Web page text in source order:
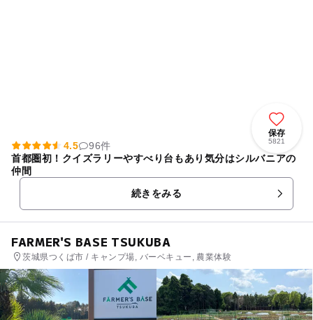
保存
5821
4.5
96件
首都圏初！クイズラリーやすべり台もあり気分はシルバニアの
仲間
続きをみる
FARMER'S BASE TSUKUBA
茨城県つくば市 / キャンプ場, バーベキュー, 農業体験